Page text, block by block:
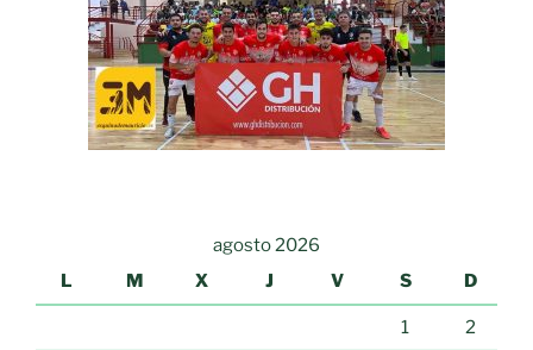
agosto 2026
L
M X J V S D
1 2